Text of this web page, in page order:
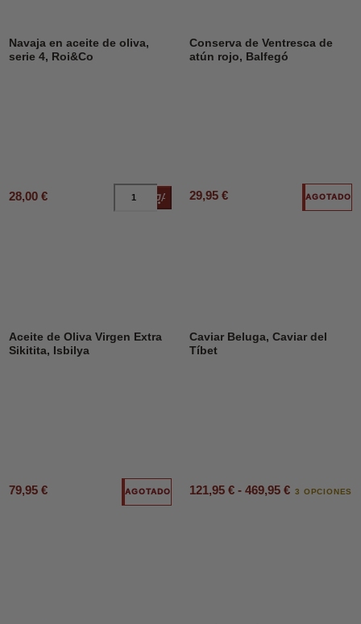
Navaja en aceite de oliva,
serie 4, Roi&Co
28,00 € Añadir al carrito
Conserva de Ventresca de
atún rojo, Balfegó
29,95 € AGOTADO
Aceite de Oliva Virgen Extra
Sikitita, Isbilya
79,95 € AGOTADO
Caviar Beluga, Caviar del
Tíbet
121,95 € - 469,95 € 3 OPCIONES